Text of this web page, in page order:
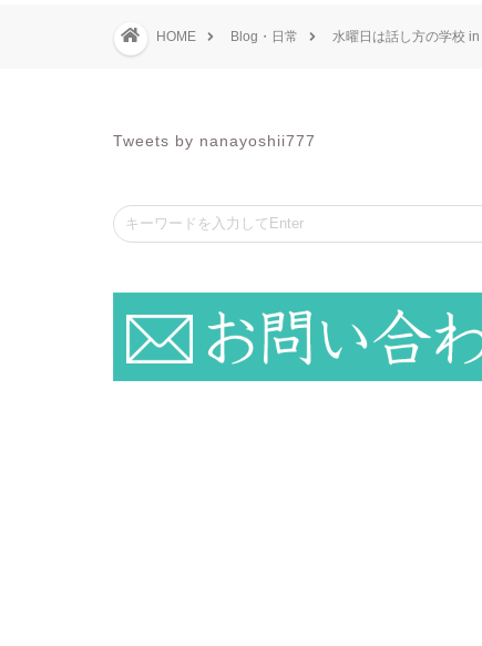
HOME Blog・日常 水曜日は話し方の学校
Tweets by nanayoshii777